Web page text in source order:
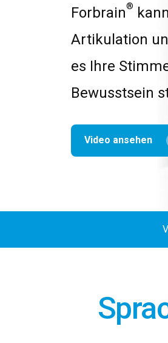
Forbrain®
Artikulation
es Ihre
Bewusstsein
Video ansehen